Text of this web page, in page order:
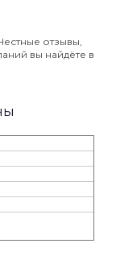
отзывы,
вы найдёте в